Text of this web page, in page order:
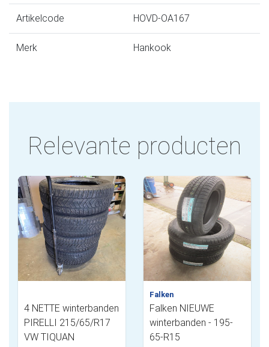
Artikelcode HOVD-OA167
Merk Hankook
Relevante producten
4 NETTE winterbanden
PIRELLI 215/65/R17
VW TIQUAN
Falken
Falken NIEUWE
winterbanden - 195-
65-R15